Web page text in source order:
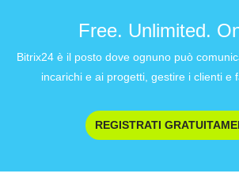
Free. Unlimited.
Bitrix24 è il posto dove ognuno può
incarichi e ai progetti, gestire i clienti e
REGISTRATI